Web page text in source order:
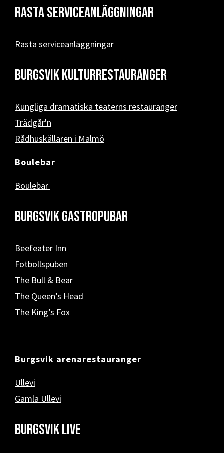
Rasta serviceanläggningar
Rasta serviceanläggningar
Burgsvik kulturrestauranger
Kungliga dramatiska teaterns restauranger
Trädgår'n
Rådhuskällaren i Malmö
Boulebar
Boulebar
Burgsvik Gastropubar
Beefeater Inn
Fotbollspuben
The Bull & Bear
The Queen’s Head
The King’s Fox
Burgsvik arenarestauranger
Ullevi
Gamla Ullevi
Burgsvik Live